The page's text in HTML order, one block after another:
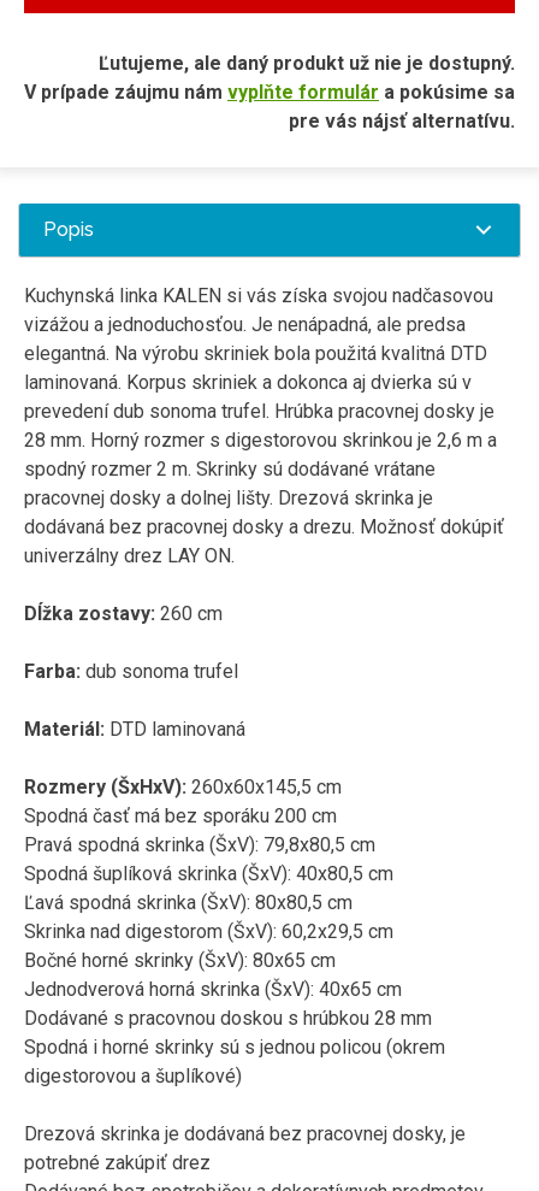
Ľutujeme, ale daný produkt už nie je dostupný.
V prípade záujmu nám vyplňte formulár a pokúsime sa
pre vás nájsť alternatívu.
Popis
Kuchynská linka KALEN si vás získa svojou nadčasovou
vizážou a jednoduchosťou. Je nenápadná, ale predsa
elegantná. Na výrobu skriniek bola použitá kvalitná DTD
laminovaná. Korpus skriniek a dokonca aj dvierka sú v
prevedení dub sonoma trufel. Hrúbka pracovnej dosky je
28 mm. Horný rozmer s digestorovou skrinkou je 2,6 m a
spodný rozmer 2 m. Skrinky sú dodávané vrátane
pracovnej dosky a dolnej lišty. Drezová skrinka je
dodávaná bez pracovnej dosky a drezu. Možnosť dokúpiť
univerzálny drez LAY ON.
Dĺžka zostavy: 260 cm
Farba: dub sonoma trufel
Materiál: DTD laminovaná
Rozmery (ŠxHxV): 260x60x145,5 cm
Spodná časť má bez sporáku 200 cm
Pravá spodná skrinka (ŠxV): 79,8x80,5 cm
Spodná šuplíková skrinka (ŠxV): 40x80,5 cm
Ľavá spodná skrinka (ŠxV): 80x80,5 cm
Skrinka nad digestorom (ŠxV): 60,2x29,5 cm
Bočné horné skrinky (ŠxV): 80x65 cm
Jednodverová horná skrinka (ŠxV): 40x65 cm
Dodávané s pracovnou doskou s hrúbkou 28 mm
Spodná i horné skrinky sú s jednou policou (okrem
digestorovou a šuplíkové)
Drezová skrinka je dodávaná bez pracovnej dosky, je
potrebné zakúpiť drez